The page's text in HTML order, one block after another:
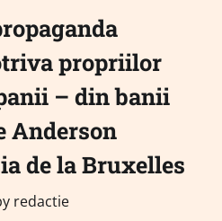
propriilor
– din banii
Anderson
de la Bruxelles
redactie